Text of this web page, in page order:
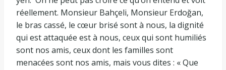
réellement. Monsieur Bahçeli, Monsieur Erdoğan,
le bras cassé, le cœur brisé sont à nous, la dignité
qui est attaquée est à nous, ceux qui sont humiliés
sont nos amis, ceux dont les familles sont
menacées sont nos amis, mais vous dites : « Que